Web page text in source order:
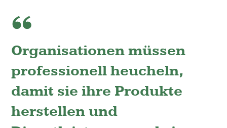
Organisationen müssen
professionell heucheln,
damit sie ihre Produkte
herstellen und